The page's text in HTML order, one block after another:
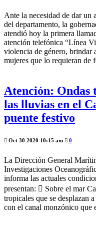
Ante la necesidad de dar un
del departamento, la
atendió hoy la primera
atención telefónica “Línea
violencia de género, brindar
mujeres que lo requieran de
Atención: Ondas
las lluvias en el
puente festivo
Oct 30 2020 10:15 am 0
La Dirección General
Investigaciones
informa las actuales
presentan:  Sobre el mar
tropicales que se desplazan
con el canal monzónico que